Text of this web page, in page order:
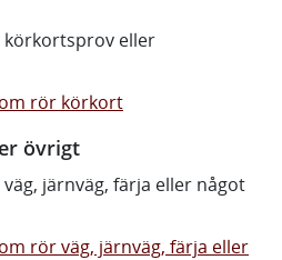
körkortsprov eller
rör körkort
övrigt
järnväg, färja eller något
rör väg, järnväg, färja eller